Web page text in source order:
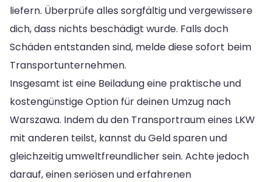
liefern. Überprüfe alles sorgfältig und vergewissere
dich, dass nichts beschädigt wurde. Falls doch
Schäden entstanden sind, melde diese sofort beim
Transportunternehmen.
Insgesamt ist eine Beiladung eine praktische und
kostengünstige Option für deinen Umzug nach
Warszawa. Indem du den Transportraum eines LKW
mit anderen teilst, kannst du Geld sparen und
gleichzeitig umweltfreundlicher sein. Achte jedoch
darauf, einen seriösen und erfahrenen